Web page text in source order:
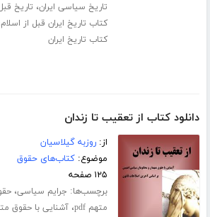
تاریخ سیاسی ایران، تاریخ
کتاب تاریخ ایران قبل از اسلام
کتاب تاریخ ایران
دانلود کتاب از تعقیب تا زندان
از:روزبه گیلاسیان
موضوع:کتاب‌های حقوق
۱۲۵ صفحه
برچسب‌ها: جرایم سیاسی،
متهم pdf
،آشنایی با حقوق